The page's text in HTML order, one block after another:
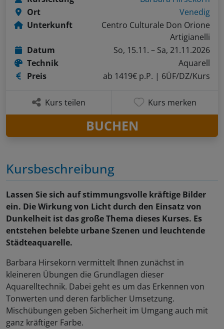
Kursbeschreibung
Lassen Sie sich auf stimmungsvolle kräftige Bilder
ein. Die Wirkung von Licht durch den Einsatz von
Dunkelheit ist das große Thema dieses Kurses. Es
entstehen belebte urbane Szenen und leuchtende
Städteaquarelle.
Barbara Hirsekorn vermittelt Ihnen zunächst in
kleineren Übungen die Grundlagen dieser
Aquarelltechnik. Dabei geht es um das Erkennen von
Tonwerten und deren farblicher Umsetzung.
Mischübungen geben Sicherheit im Umgang auch mit
ganz kräftiger Farbe.
Ort
Venedig
Unterkunft
Centro Culturale Don Orione
Artigianelli
Datum
So, 15.11. – Sa, 21.11.2026
Technik
Aquarell
Preis
ab 1419€ p.P. | 6ÜF/DZ/Kurs
Kurs teilen Kurs merken
BUCHEN